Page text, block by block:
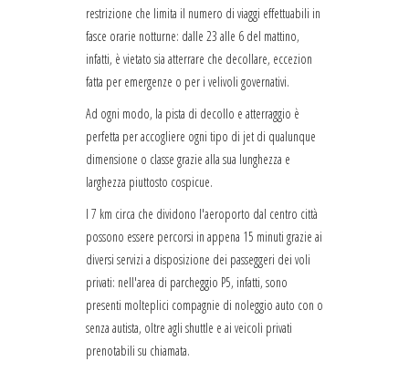
restrizione che limita il numero di viaggi effettuabili in
fasce orarie notturne: dalle 23 alle 6 del mattino,
infatti, è vietato sia atterrare che decollare, eccezion
fatta per emergenze o per i velivoli governativi.
Ad ogni modo, la pista di decollo e atterraggio è
perfetta per accogliere ogni tipo di jet di qualunque
dimensione o classe grazie alla sua lunghezza e
larghezza piuttosto cospicue.
I 7 km circa che dividono l'aeroporto dal centro città
possono essere percorsi in appena 15 minuti grazie ai
diversi servizi a disposizione dei passeggeri dei voli
privati: nell'area di parcheggio P5, infatti, sono
presenti molteplici compagnie di noleggio auto con o
senza autista, oltre agli shuttle e ai veicoli privati
prenotabili su chiamata.